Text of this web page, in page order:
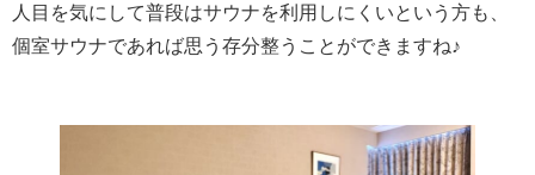
人目を気にして普段はサウナを利用しにくいという方も、
個室サウナであれば思う存分整うことができますね♪